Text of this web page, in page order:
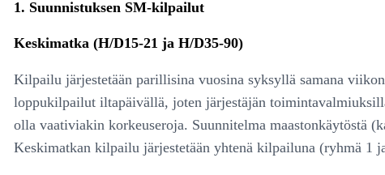
1. Suunnistuksen SM-kilpailut
Keskimatka (H/D15-21 ja H/D35-90)
Kilpailu järjestetään parillisina vuosina syksyllä samana
loppukilpailut iltapäivällä, joten järjestäjän
olla vaativiakin korkeuseroja. Suunnitelma maastonkäytöstä
Keskimatkan kilpailu järjestetään yhtenä kilpailuna (ryhmä 1